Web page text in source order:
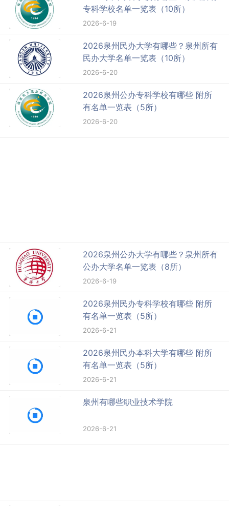
专科学校名单一览表（10所）
2026-6-19
2026泉州民办大学有哪些？泉州所有
民办大学名单一览表（10所）
2026-6-20
2026泉州公办专科学校有哪些 附所
有名单一览表（5所）
2026-6-20
2026泉州公办大学有哪些？泉州所有
公办大学名单一览表（8所）
2026-6-19
2026泉州民办专科学校有哪些 附所
有名单一览表（5所）
2026-6-21
2026泉州民办本科大学有哪些 附所
有名单一览表（5所）
2026-6-21
泉州有哪些职业技术学院
2026-6-21